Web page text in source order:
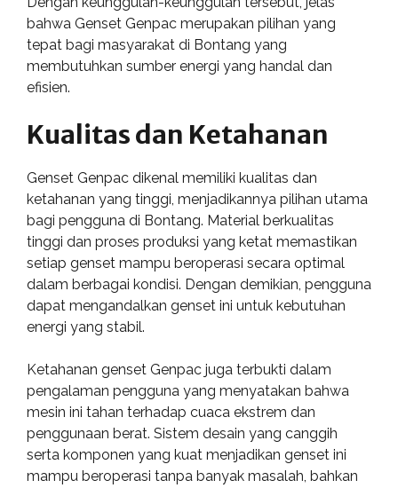
bahwa Genset Genpac merupakan pilihan yang
tepat bagi masyarakat di Bontang yang
membutuhkan sumber energi yang handal dan
efisien.
Kualitas dan Ketahanan
Genset Genpac dikenal memiliki kualitas dan
ketahanan yang tinggi, menjadikannya pilihan utama
bagi pengguna di Bontang. Material berkualitas
tinggi dan proses produksi yang ketat memastikan
setiap genset mampu beroperasi secara optimal
dalam berbagai kondisi. Dengan demikian, pengguna
dapat mengandalkan genset ini untuk kebutuhan
energi yang stabil.
Ketahanan genset Genpac juga terbukti dalam
pengalaman pengguna yang menyatakan bahwa
mesin ini tahan terhadap cuaca ekstrem dan
penggunaan berat. Sistem desain yang canggih
serta komponen yang kuat menjadikan genset ini
mampu beroperasi tanpa banyak masalah, bahkan